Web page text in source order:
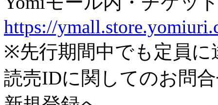
https://
※先行期間中でも定員
読売IDに関してのお問